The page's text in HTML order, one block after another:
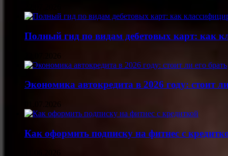
Полный гид по видам дебетовых карт: как
22.07.2026
Экономика автокредита в 2026 году: стоит
01.07.2026
Как оформить подписку на фитнес с
11.06.2026